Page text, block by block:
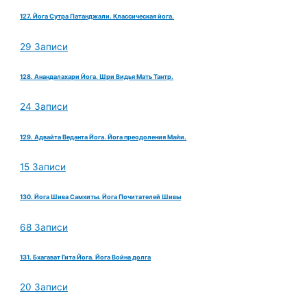
127. Йога Сутра Патанджали. Классическая йога.
29 Записи
128. Анандалахари Йога. Шри Видья Мать Тантр.
24 Записи
129. Адвайта Веданта Йога. Йога преодоления Майи.
15 Записи
130. Йога Шива Самхиты. Йога Почитателей Шивы
68 Записи
131. Бхагават Гита Йога. Йога Война долга
20 Записи